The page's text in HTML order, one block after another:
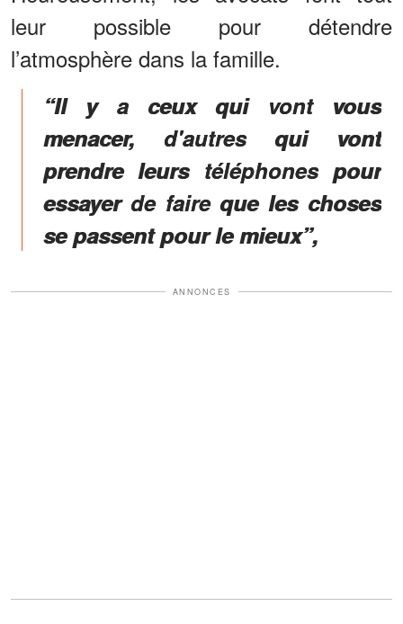
leur possible pour détendre
l’atmosphère dans la famille.
“Il y a ceux qui vont vous
menacer, d'autres qui vont
prendre leurs téléphones pour
essayer de faire que les choses
se passent pour le mieux”,
ANNONCES